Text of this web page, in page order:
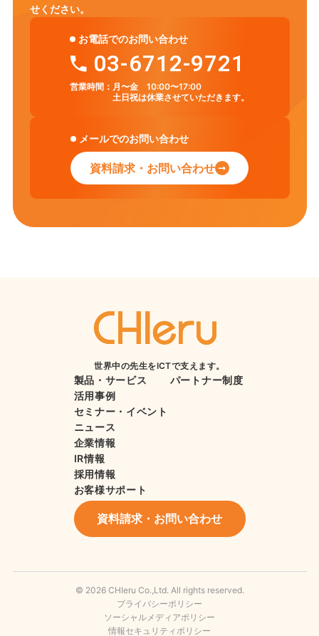
せください。
お電話でのお問い合わせ
03-6712-9721
営業時間： 月〜金 10:00〜17:00
土日祝は休業させていただきます。
メールでのお問い合わせ
資料請求・お問い合わせ
世界中の先生をICTで支えます。
製品・サービス
活用事例
セミナー・イベント
ニュース
企業情報
IR情報
採用情報
お客様サポート
パートナー制度
資料請求・お問い合わせ
© 2026 CHIeru Co.,Ltd. All rights reserved.
プライバシーポリシー
ソーシャルメディアポリシー
情報セキュリティポリシー